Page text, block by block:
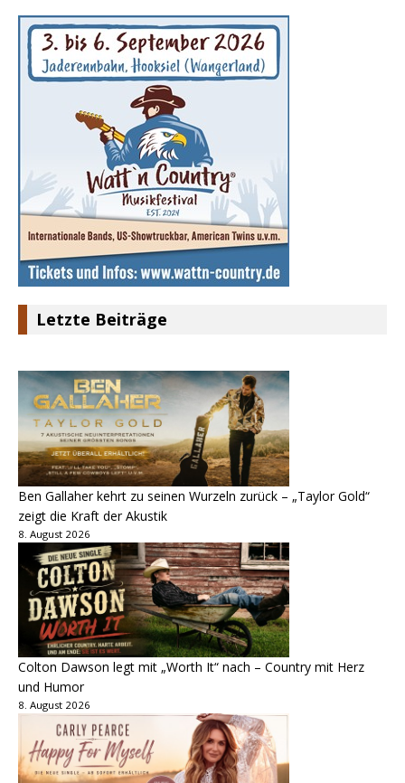
Letzte Beiträge
Ben Gallaher kehrt zu seinen Wurzeln zurück – „Taylor Gold“
zeigt die Kraft der Akustik
8. August 2026
Colton Dawson legt mit „Worth It“ nach – Country mit Herz
und Humor
8. August 2026